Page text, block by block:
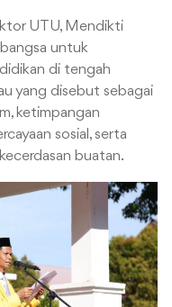
UTU, Mendikti
untuk
di tengah
yang disebut sebagai
ketimpangan
sosial, serta
buatan.